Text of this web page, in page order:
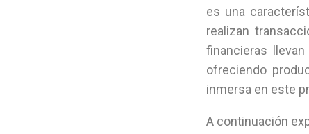
es una
realizan
financieras
ofreciendo
inmersa en este
A continuación